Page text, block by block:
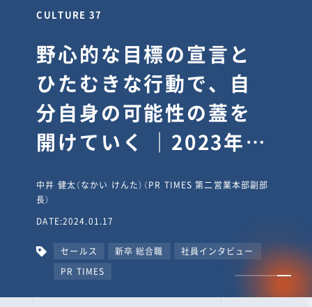
CULTURE 30
逆境では自分のスタン
スを変え“予想を裏切
り、期待を超える”【真
輔塾・前編】
山田真輔（やまだ しんすけ）（執行役員 兼 Jooto事業部
長）
DATE:2023.09.08
カルチャー CxO キャリア入社 Jooto